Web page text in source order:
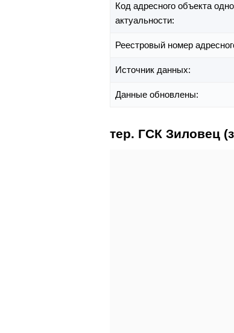
Код адресного объекта
актуальности:
Реестровый номер
Источник данных:
Данные обновлены:
тер. ГСК Зиловец